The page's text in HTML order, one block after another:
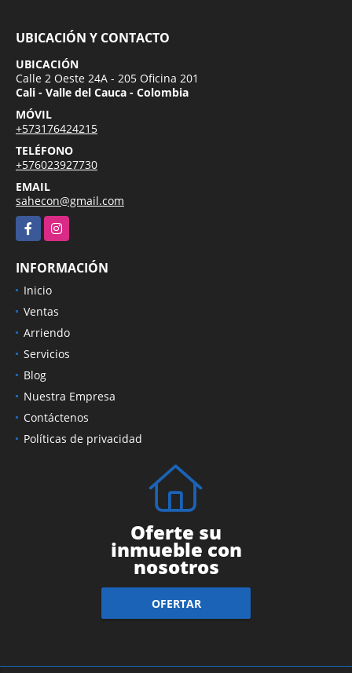
UBICACIÓN Y CONTACTO
UBICACIÓN
Calle 2 Oeste 24A - 205 Oficina 201
Cali - Valle del Cauca - Colombia
MÓVIL
+573176424215
TELÉFONO
+576023927730
EMAIL
sahecon@gmail.com
FacebookInstagram
INFORMACIÓN
Inicio
Ventas
Arriendo
Servicios
Blog
Nuestra Empresa
Contáctenos
Oferte su
inmueble con
nosotros
OFERTAR